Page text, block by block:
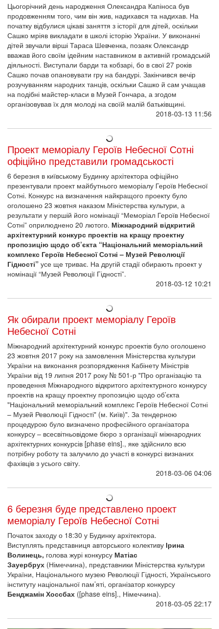
Цьогорічний день народження Олександра Капіноса був
продовженням того, чим він жив, надихався та надихав. На
початку відбулися цікаві заняття з історії для дітей, оскільки
Сашко мріяв викладати в школі історію України. У виконанні
дітей звучали вірші Тараса Шевченка, позаяк Олександр
вважав його своїм ідейним наставником в активній громадській
діяльності. Виступали барди та кобзарі, бо в свої 27 років
Сашко почав опановувати гру на бандурі. Закінчився вечір
розучуванням народних танців, оскільки Сашко й сам учащав
на подібні майстер-класи в Музей Гончара, а згодом
організовував їх для молоді на своїй малій батьківщині.
2018-03-13 11:56
Проект меморіалу Героїв Небесної Сотні
офіційно представили громадськості
6 березня в київському Будинку архітектора офіційно
презентували проект майбутнього меморіалу Героїв Небесної
Сотні. Конкурс на визначення найкращого проекту було
оголошено 23 жовтня наказом Міністерства культури, а
результати у першій його номінації “Меморіал Героїв Небесної
Сотні” оприлюднено 20 лютого. Міжнародний відкритий
архітектурний конкурс проектів на кращу проектну
пропозицію щодо об’єкта “Національний меморіальний
комплекс Героїв Небесної Сотні – Музей Революції
Гідності” усе ще триває. На другій стадії обирають проект у
номінації “Музей Революції Гідності”.
2018-03-12 10:21
Як обирали проект меморіалу Героїв
Небесної Сотні
Міжнародний архітектурний конкурс проектів було оголошено
23 жовтня 2017 року на замовлення Міністерства культури
України на виконання розпорядження Кабінету Міністрів
України від 19 липня 2017 року № 501-р "Про організацію та
проведення Міжнародного відкритого архітектурного конкурсу
проектів на кращу проектну пропозицію щодо об’єкта
"Національний меморіальний комплекс Героїв Небесної Сотні
– Музей Революції Гідності" (м. Київ)". За тендерною
процедурою було визначено професійного організатора
конкурсу – всесвітньовідоме бюро з організації міжнародних
архітектурних конкурсів [phase eins]., яке здійснило всю
потрібну роботу та залучило до участі в конкурсі визнаних
фахівців з усього світу.
2018-03-06 04:06
6 березня буде представлено проект
меморіалу Героїв Небесної Сотні
Початок заходу о 18:30 у Будинку архітектора.
Виступлять представниця авторського колективу Ірина
Волинець, голова журі конкурсу Матіас
Зауербрух (Німеччина), представники Міністерства культури
України, Національного музею Революції Гідності, Українського
інституту національної пам’яті, організатор конкурсу
Бенджамін Хоссбах ([phase eins]., Німеччина).
2018-03-05 22:17